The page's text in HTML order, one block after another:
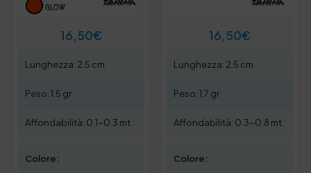
16,50€
Lunghezza: 2.5 cm
Peso: 1.5 gr
Affondabilità: 0.1-0.3 mt
Colore:
16,50€
Lunghezza: 2.5 cm
Peso: 1.7 gr
Affondabilità: 0.3-0.8 mt
Colore: